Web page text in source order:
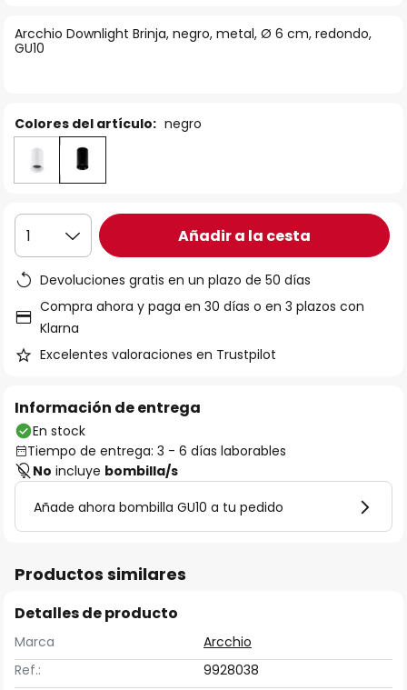
galería
de
Arcchio Downlight Brinja, negro, metal, Ø 6 cm, redondo,
GU10
Colores del artículo: negro
1 Añadir a la cesta
Devoluciones gratis en un plazo de 50 días
Compra ahora y paga en 30 días o en 3 plazos con
Klarna
Excelentes valoraciones en Trustpilot
Información de entrega
En stock
Tiempo de entrega: 3 - 6 días laborables
No incluye bombilla/s
Añade ahora bombilla GU10 a tu pedido
Productos similares
Detalles de producto
Marca
Arcchio
Ref.:
9928038